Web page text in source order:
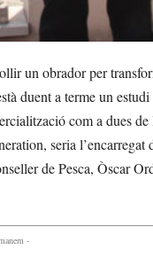
un obrador per
duent a terme un
com a dues
seria
de Pesca, Òscar
-